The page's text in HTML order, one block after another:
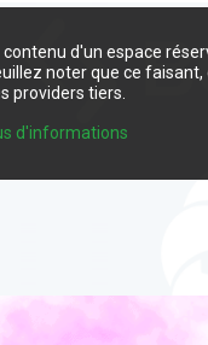
d'un espace
noter que ce
providers tiers.
d'informations